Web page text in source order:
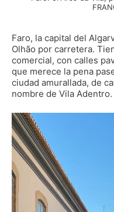
Faro, la capital del
Olhão por carretera.
comercial, con calles
que merece la pena
ciudad amurallada, de
nombre de Vila Adentro.